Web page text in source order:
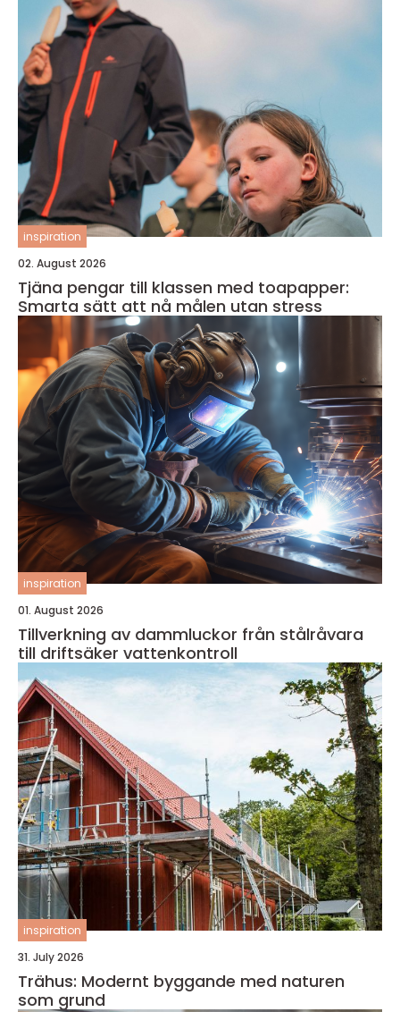
inspiration
02. August 2026
Tjäna pengar till klassen med toapapper:
Smarta sätt att nå målen utan stress
inspiration
01. August 2026
Tillverkning av dammluckor från stålråvara
till driftsäker vattenkontroll
inspiration
31. July 2026
Trähus: Modernt byggande med naturen
som grund